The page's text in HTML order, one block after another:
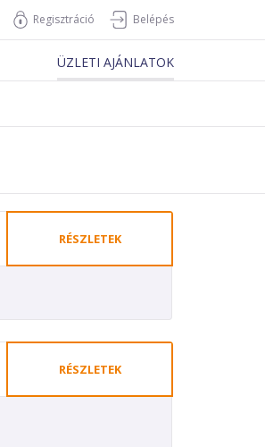
Regisztráció Belépés
ÜZLETI AJÁNLATOK
RÉSZLETEK
RÉSZLETEK